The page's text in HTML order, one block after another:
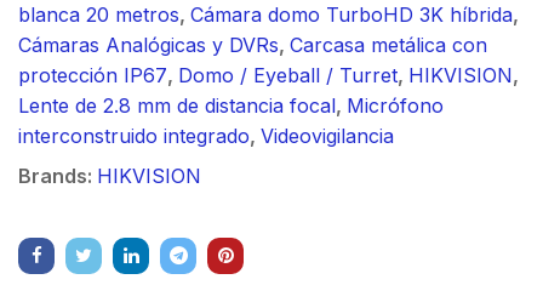
blanca 20 metros, Cámara domo TurboHD 3K híbrida,
Cámaras Analógicas y DVRs, Carcasa metálica con
protección IP67, Domo / Eyeball / Turret, HIKVISION,
Lente de 2.8 mm de distancia focal, Micrófono
interconstruido integrado, Videovigilancia
Brands: HIKVISION